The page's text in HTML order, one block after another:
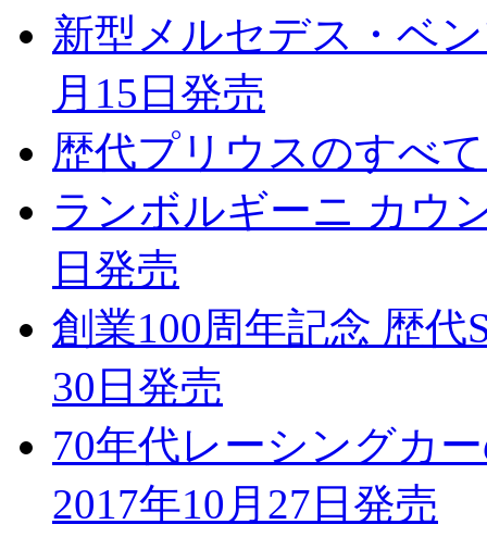
新型メルセデス・ベ
月15日発売
歴代プリウスのすべ
ランボルギーニ カウ
日発売
創業100周年記念 歴代
30日発売
70年代レーシングカ
2017年10月27日発売